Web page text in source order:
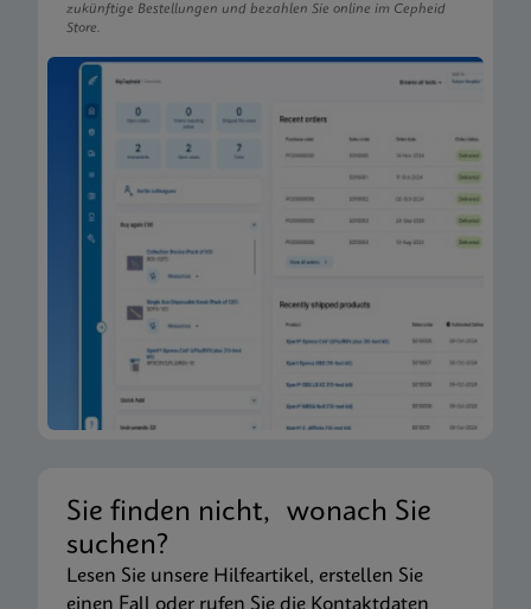
zukünftige Bestellungen und bezahlen Sie online im Cepheid
Store.
Sie finden nicht, wonach Sie
suchen?
Lesen Sie unsere Hilfeartikel, erstellen Sie
einen Fall oder rufen Sie die Kontaktdaten